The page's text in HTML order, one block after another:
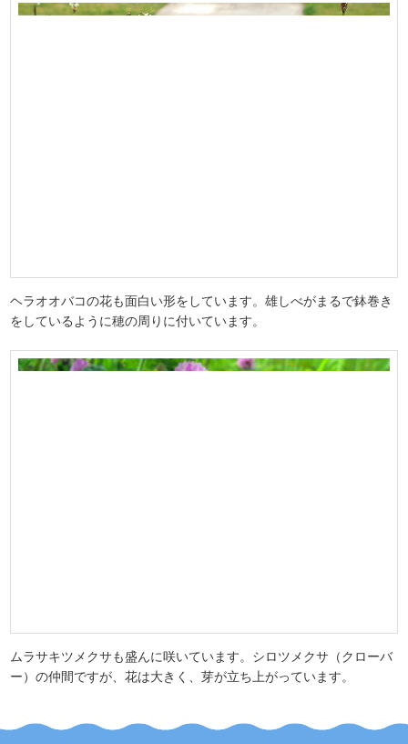
ヘラオオバコの花も面白い形をしています。雄しべがまるで鉢巻き
をしているように穂の周りに付いています。
ムラサキツメクサも盛んに咲いています。シロツメクサ（クローバ
ー）の仲間ですが、花は大きく、芽が立ち上がっています。